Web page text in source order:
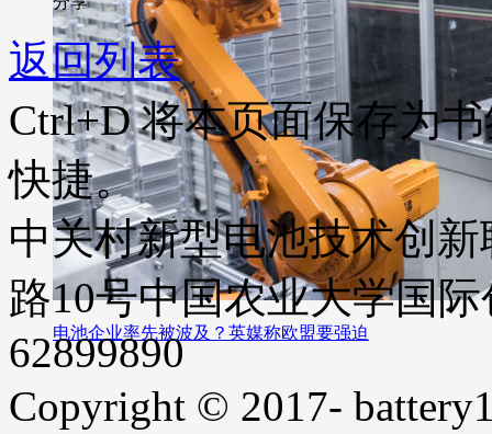
电池企业率先被波及？英媒称欧盟要强迫
返回列表
Ctrl+D将本页面保存为
快捷。
中关村新型电池技术创
路10号中国农业大学国
62899890
Copyright © 2017-